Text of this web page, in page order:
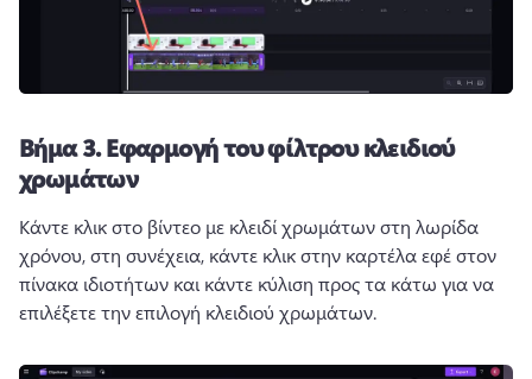
Βήμα 3.Εφαρμογή του φίλτρου κλειδιού
χρωμάτων
Κάντε κλικ στο βίντεο με κλειδί χρωμάτων στη λωρίδα
χρόνου, στη συνέχεια, κάντε κλικ στην καρτέλα εφέ στον
πίνακα ιδιοτήτων και κάντε κύλιση προς τα κάτω για να
επιλέξετε την επιλογή κλειδιού χρωμάτων.